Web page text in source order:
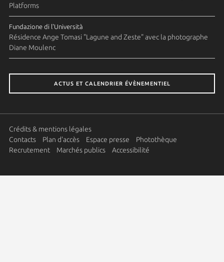
Platforms
Fundazione di l'Università
Résidence Ange Tomasi "Lagune and Zeste" avec la photographe
Diane Moulenc
ACTUS ET CALENDRIER ÉVÈNEMENTIEL
Crédits & mentions légales
Contacts
Plan d'accès Espace presse
Photothèque
Recrutement
Marchés publics Accessibilité